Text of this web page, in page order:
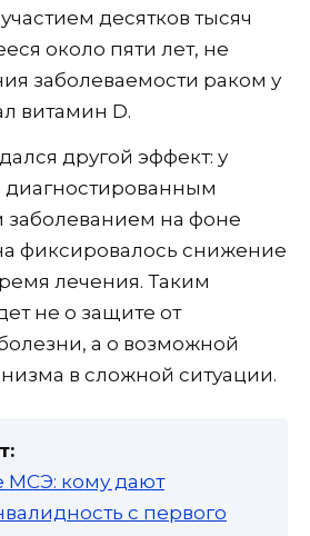
десятков тысяч
около пяти лет, не
заболеваемости раком у
витамин D.
другой эффект: у
диагностированным
заболеванием на фоне
фиксировалось снижение
лечения. Таким
не о защите от
а о возможной
в сложной ситуации.
МСЭ: кому дают
с первого